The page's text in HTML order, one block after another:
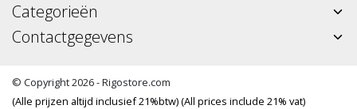
Categorieën
Contactgegevens
© Copyright 2026 - Rigostore.com
(Alle prijzen altijd inclusief 21%btw) (All prices include 21% vat)